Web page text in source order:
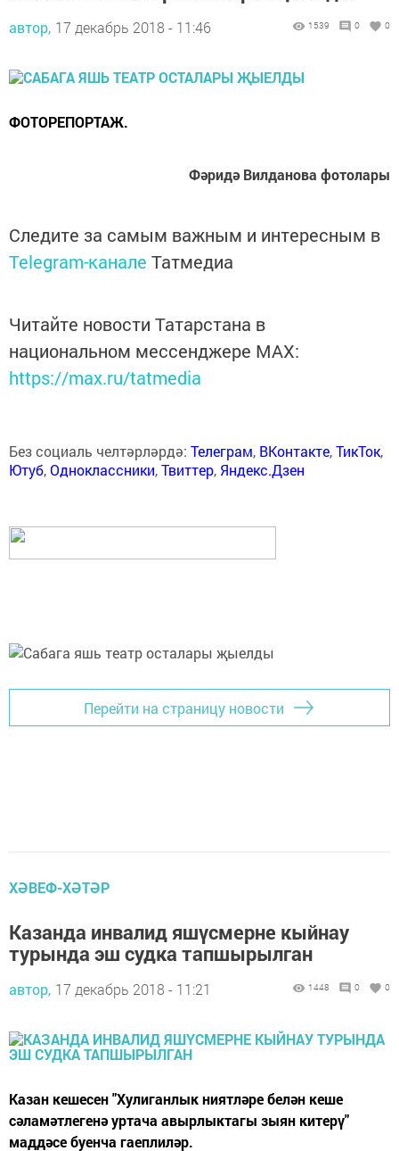
автор, 17 декабрь 2018 - 11:46 1539 0 0
ФОТОРЕПОРТАЖ.
Фәридә Вилданова фотолары
Следите за самым важным и интересным в
Telegram-канале Татмедиа
Читайте новости Татарстана в
национальном мессенджере MАХ:
https://max.ru/tatmedia
Без социаль челтәрләрдә: Телеграм, ВКонтакте,ТикТок,
Ютуб,Одноклассники,Твиттер, Яндекс.Дзен
Перейти на страницу новости
ХӘВЕФ-ХӘТӘР
Казанда инвалид яшүсмерне кыйнау
турында эш судка тапшырылган
автор, 17 декабрь 2018 - 11:21 1448 0 0
Казан кешесен "Хулиганлык ниятләре белән кеше
сәламәтлегенә уртача авырлыктагы зыян китерү"
маддәсе буенча гаеплиләр.